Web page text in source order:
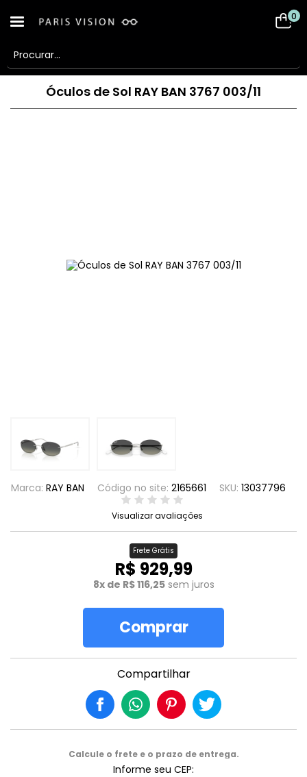
0
Óculos de Sol RAY BAN 3767 003/11
Marca: RAY BAN Código no site: 2165661 SKU: 13037796
Visualizar avaliações
Frete Grátis
R$ 929,99
8x de R$ 116,25 sem juros
Comprar
Compartilhar
Calcule o frete e o prazo de entrega.
Informe seu CEP: